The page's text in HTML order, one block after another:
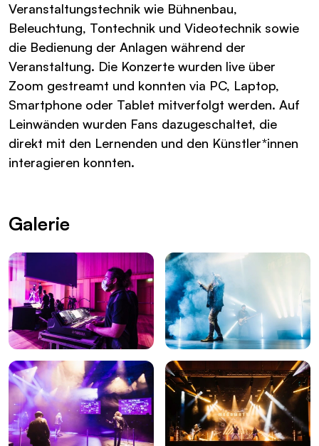
Veranstaltungstechnik wie Bühnenbau,
Beleuchtung, Tontechnik und Videotechnik sowie
die Bedienung der Anlagen während der
Veranstaltung. Die Konzerte wurden live über
Zoom gestreamt und konnten via PC, Laptop,
Smartphone oder Tablet mitverfolgt werden. Auf
Leinwänden wurden Fans dazugeschaltet, die
direkt mit den Lernenden und den Künstler*innen
interagieren konnten.
Galerie